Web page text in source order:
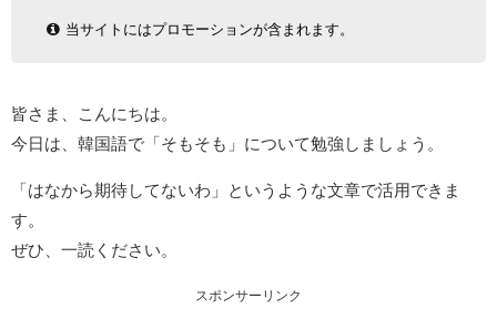
当サイトにはプロモーションが含まれます。
皆さま、こんにちは。
今日は、韓国語で「そもそも」について勉強しましょう。
「はなから期待してないわ」というような文章で活用できま
す。
ぜひ、一読ください。
スポンサーリンク